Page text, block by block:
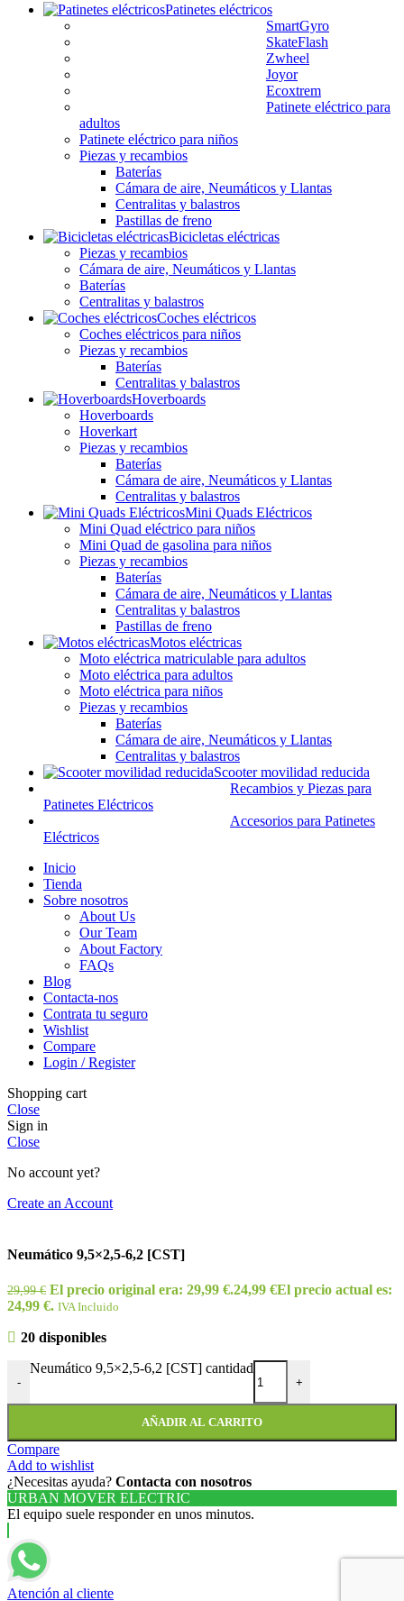
Patinetes eléctricos
SmartGyro
SkateFlash
Zwheel
Joyor
Ecoxtrem
Patinete eléctrico para
adultos
Patinete eléctrico para niños
Piezas y recambios
Baterías
Cámara de aire, Neumáticos y Llantas
Centralitas y balastros
Pastillas de freno
Bicicletas eléctricas
Piezas y recambios
Cámara de aire, Neumáticos y Llantas
Baterías
Centralitas y balastros
Coches eléctricos
Coches eléctricos para niños
Piezas y recambios
Baterías
Centralitas y balastros
Hoverboards
Hoverboards
Hoverkart
Piezas y recambios
Baterías
Cámara de aire, Neumáticos y Llantas
Centralitas y balastros
Mini Quads Eléctricos
Mini Quad eléctrico para niños
Mini Quad de gasolina para niños
Piezas y recambios
Baterías
Cámara de aire, Neumáticos y Llantas
Centralitas y balastros
Pastillas de freno
Motos eléctricas
Moto eléctrica matriculable para adultos
Moto eléctrica para adultos
Moto eléctrica para niños
Piezas y recambios
Baterías
Cámara de aire, Neumáticos y Llantas
Centralitas y balastros
Scooter movilidad reducida
Recambios y Piezas para
Patinetes Eléctricos
Accesorios para Patinetes
Eléctricos
Inicio
Tienda
Sobre nosotros
About Us
Our Team
About Factory
FAQs
Blog
Contacta-nos
Contrata tu seguro
Wishlist
Compare
Login / Register
Shopping cart
Close
Sign in
Close
No account yet?
Create an Account
Neumático 9,5×2,5-6,2 [CST]
29,99€ El precio original era: 29,99 €.24,99 €El precio actual es:
24,99 €. IVA Incluido
20 disponibles
-
Neumático 9,5×2,5-6,2 [CST] cantidad
+
AÑADIR AL CARRITO
Compare
Add to wishlist
¿Necesitas ayuda? Contacta con nosotros
URBAN MOVER ELECTRIC
El equipo suele responder en unos minutos.
Atención al cliente